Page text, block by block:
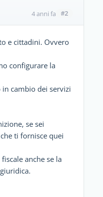
4 anni fa #2
e cittadini. Ovvero
configurare la
in cambio dei servizi
se sei
ti fornisce quei
anche se la